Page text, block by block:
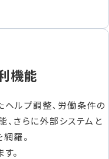
機能
ヘルプ調整、労働条件の
、さらに外部システムと
羅。
。